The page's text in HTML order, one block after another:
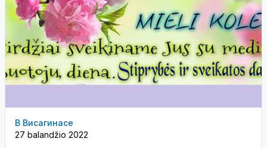
В Висагинасе
27 balandžio 2022